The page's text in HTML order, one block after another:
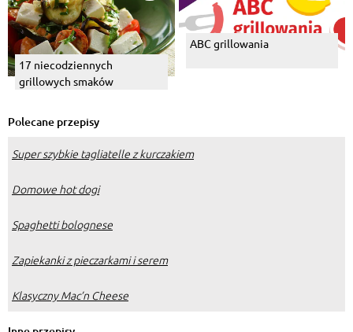
17 niecodziennych
grillowych smaków
ABC grillowania
Polecane przepisy
Super szybkie tagliatelle z kurczakiem
Domowe hot dogi
Spaghetti bolognese
Zapiekanki z pieczarkami i serem
Klasyczny Mac’n Cheese